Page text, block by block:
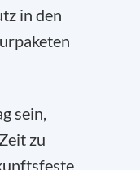
in den
sein,
zu